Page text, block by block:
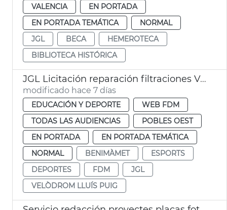
VALENCIA
EN PORTADA
EN PORTADA TEMÁTICA
NORMAL
JGL
BECA
HEMEROTECA
BIBLIOTECA HISTÓRICA
JGL Licitación reparación filtraciones Velódromo València
modificado hace 7 días
EDUCACIÓN Y DEPORTE
WEB FDM
TODAS LAS AUDIENCIAS
POBLES OEST
EN PORTADA
EN PORTADA TEMÁTICA
NORMAL
BENIMÀMET
ESPORTS
DEPORTES
FDM
JGL
VELÒDROM LLUÍS PUIG